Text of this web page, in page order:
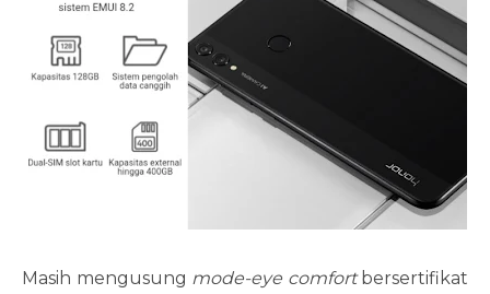
Masih mengusung mode-eye comfortbersertifikat